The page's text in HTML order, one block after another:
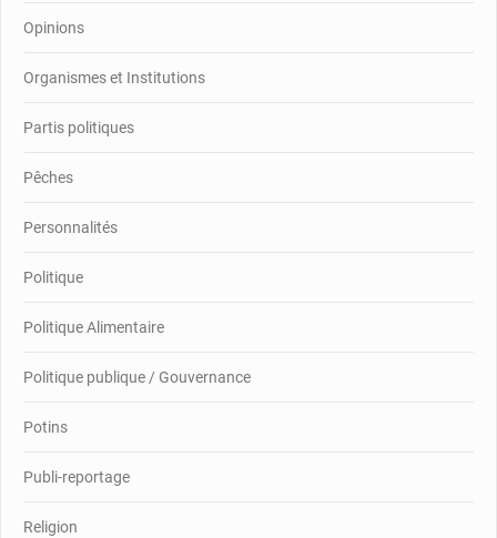
Opinions
Organismes et Institutions
Partis politiques
Pêches
Personnalités
Politique
Politique Alimentaire
Politique publique / Gouvernance
Potins
Publi-reportage
Religion